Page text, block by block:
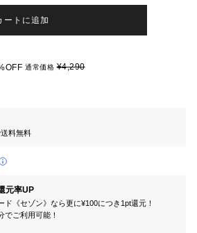
ートに追加
通常価格¥4,290
料無料
元率UP
ド《セゾン》なら更に¥100につき1pt還元！
でご利用可能！